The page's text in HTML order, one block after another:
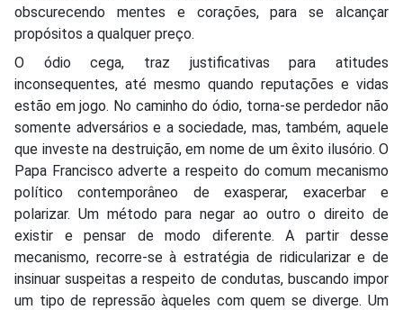
obscurecendo mentes e corações, para se alcançar
propósitos a qualquer preço.
O ódio cega, traz justificativas para atitudes
inconsequentes, até mesmo quando reputações e vidas
estão em jogo. No caminho do ódio, torna-se perdedor não
somente adversários e a sociedade, mas, também, aquele
que investe na destruição, em nome de um êxito ilusório. O
Papa Francisco adverte a respeito do comum mecanismo
político contemporâneo de exasperar, exacerbar e
polarizar. Um método para negar ao outro o direito de
existir e pensar de modo diferente. A partir desse
mecanismo, recorre-se à estratégia de ridicularizar e de
insinuar suspeitas a respeito de condutas, buscando impor
um tipo de repressão àqueles com quem se diverge. Um